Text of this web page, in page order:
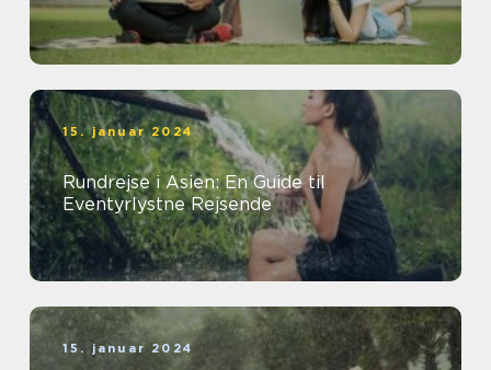
15. januar 2024
Rundrejse i Asien: En Guide til
Eventyrlystne Rejsende
15. januar 2024